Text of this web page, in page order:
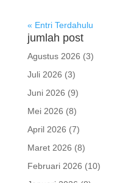
« Entri Terdahulu
jumlah post
Agustus 2026 (3)
Juli 2026 (3)
Juni 2026 (9)
Mei 2026 (8)
April 2026 (7)
Maret 2026 (8)
Februari 2026 (10)